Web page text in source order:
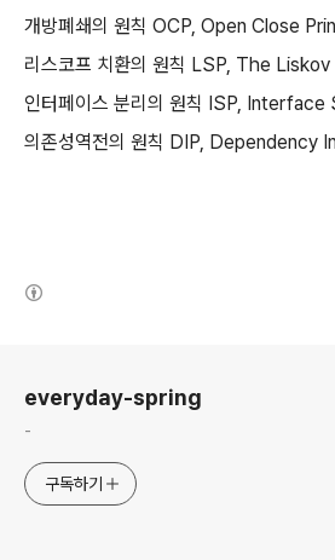
개방폐쇄의 원칙 OCP, Open Close
리스코프 치환의 원칙 LSP, The
인터페이스 분리의 원칙 ISP,
의존성역전의 원칙 DIP, Dependency
everyday-spring
-
구독하기